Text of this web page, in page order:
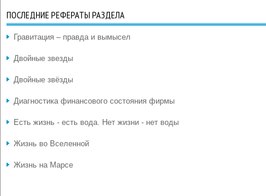
ПОСЛЕДНИЕ РЕФЕРАТЫ РАЗДЕЛА
Гравитация – правда и вымысел
Двойные звезды
Двойные звёзды
Диагностика финансового состояния фирмы
Есть жизнь - есть вода. Нет жизни - нет воды
Жизнь во Вселенной
Жизнь на Марсе